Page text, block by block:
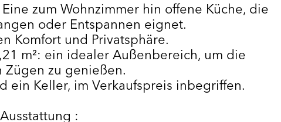
zum Wohnzimmer hin offene Küche, die
oder Entspannen eignet.
Komfort und Privatsphäre.
m²: ein idealer Außenbereich, um die
Zügen zu genießen.
ein Keller, im Verkaufspreis inbegriffen.
: